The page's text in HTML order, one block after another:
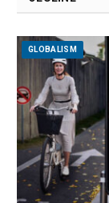
GLOBALISM